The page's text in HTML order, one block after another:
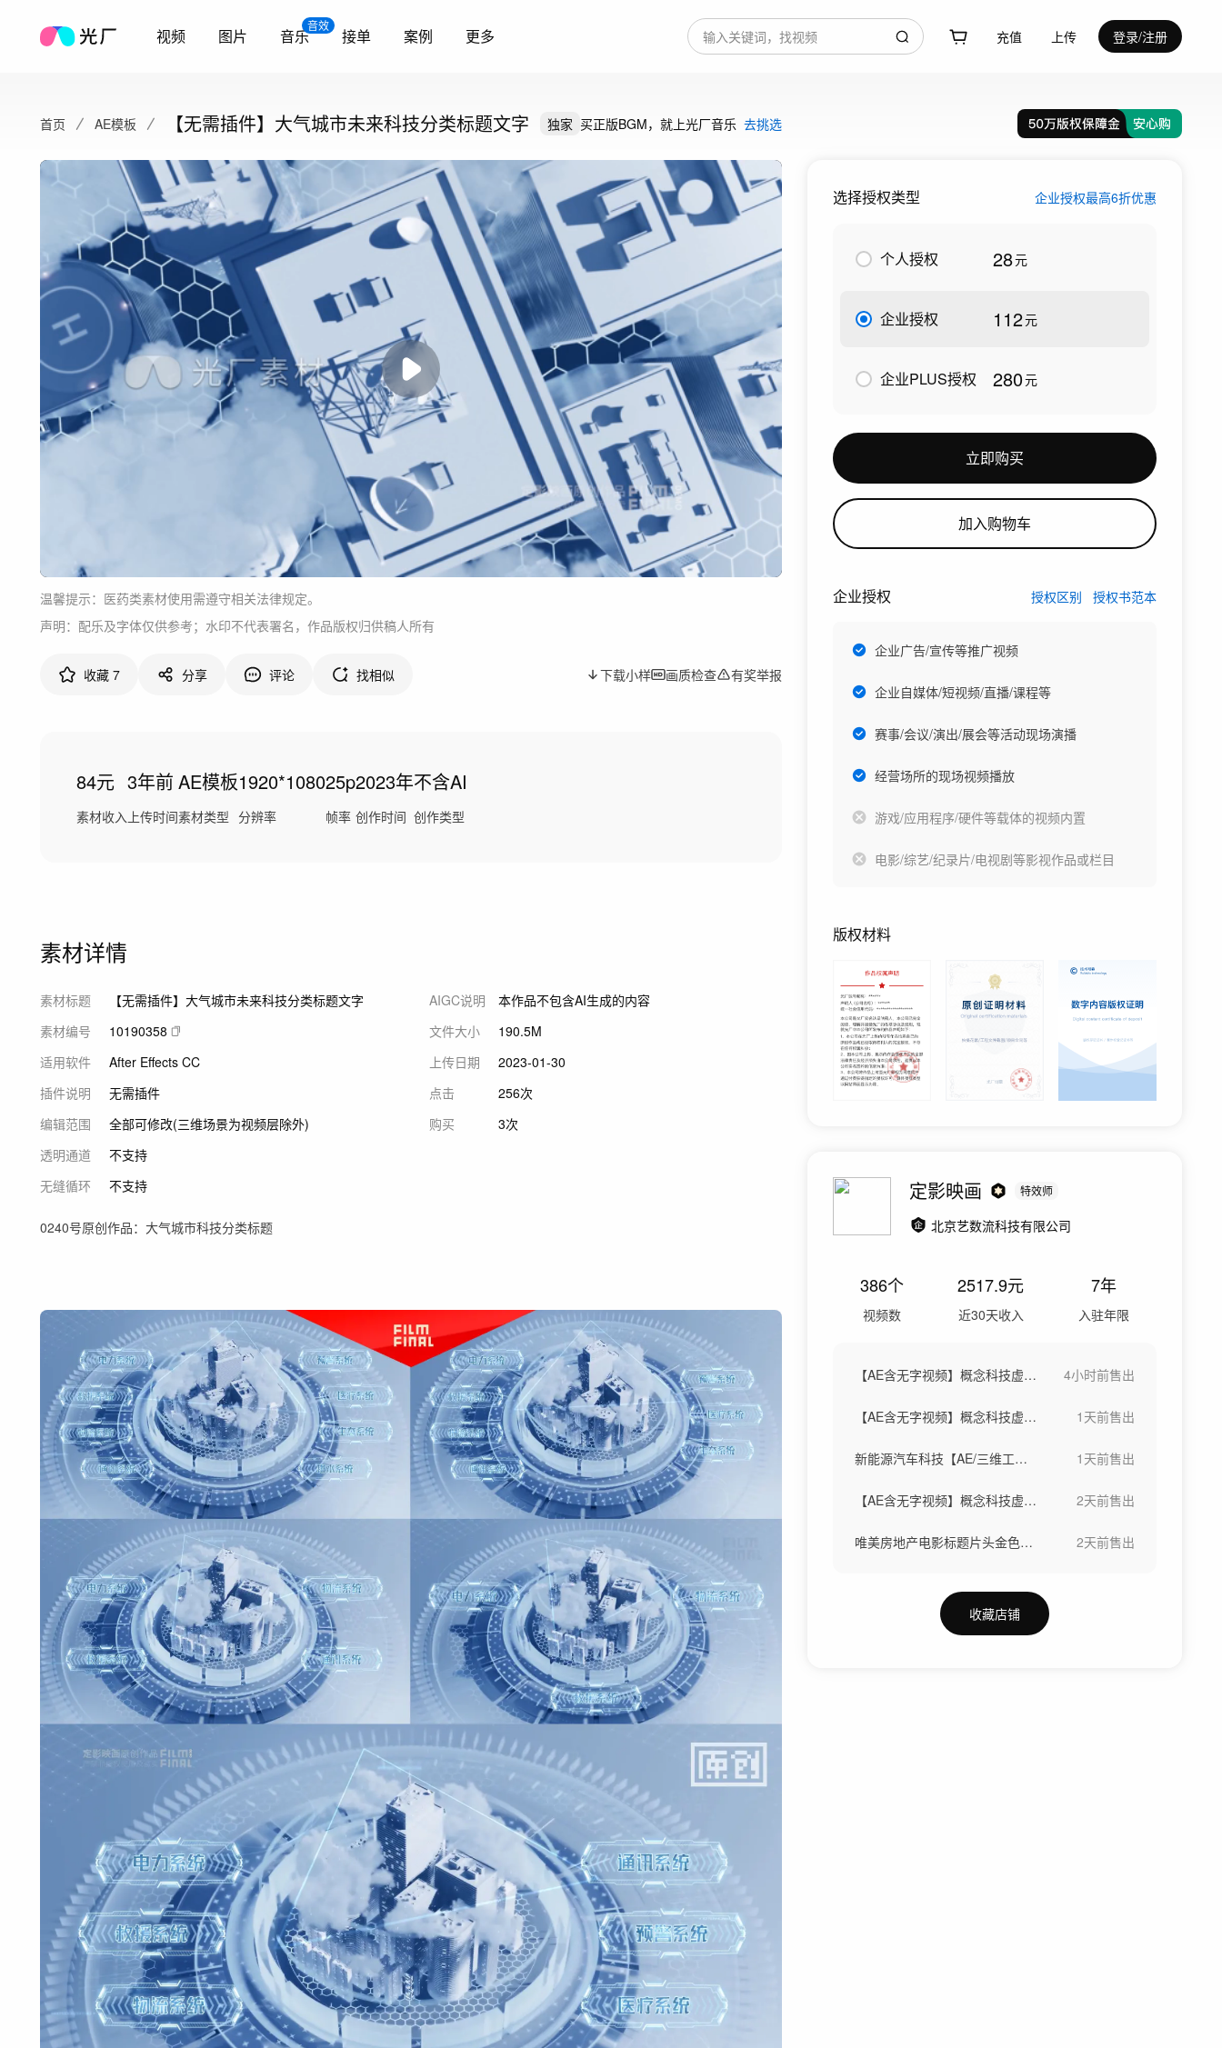
视频 图片
音效
音乐 接单 案例 更多 充值 上传 登录/注册
首页 AE模板 【无需插件】大气城市未来科技分类标题文字 独家 买正版BGM，就上光厂音乐 去挑选
温馨提示：医药类素材使用需遵守相关法律规定。
声明：配乐及字体仅供参考；水印不代表署名，作品版权归供稿人所有
收藏 7 分享 评论 找相似 下载小样 画质检查 有奖举报
84元
素材收入
3年前
上传时间
AE模板
素材类型
1920*1080
分辨率
25p
帧率
2023年
创作时间
不含AI
创作类型
素材详情
素材标题
【无需插件】大气城市未来科技分类标题文字
素材编号
10190358
适用软件
After Effects CC
插件说明
无需插件
编辑范围
全部可修改(三维场景为视频层除外)
透明通道
不支持
无缝循环
不支持
AIGC说明
本作品不包含AI生成的内容
文件大小
190.5M
上传日期
2023-01-30
点击
256次
购买
3次
0240号原创作品：大气城市科技分类标题
选择授权类型 企业授权最高6折优惠
个人授权 28元
企业授权 112元
企业PLUS授权 280元
立即购买
加入购物车
企业授权 授权区别 授权书范本
企业广告/宣传等推广视频
企业自媒体/短视频/直播/课程等
赛事/会议/演出/展会等活动现场演播
经营场所的现场视频播放
游戏/应用程序/硬件等载体的视频内置
电影/综艺/纪录片/电视剧等影视作品或栏目
版权材料
定影映画 特效师
北京艺数流科技有限公司
386个
视频数
2517.9元
近30天收入
7年
入驻年限
【AE含无字视频】概念科技虚拟城市芯片 4小时前售出
【AE含无字视频】概念科技虚拟城市芯片 1天前售出
新能源汽车科技【AE/三维工程/成片】 1天前售出
【AE含无字视频】概念科技虚拟城市芯片 2天前售出
唯美房地产电影标题片头金色文字标题字幕 2天前售出
收藏店铺